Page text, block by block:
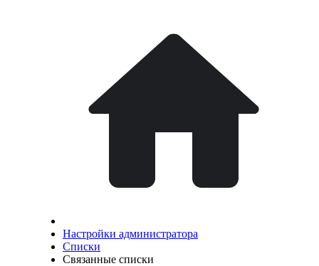
Настройки администратора
Списки
Связанные списки